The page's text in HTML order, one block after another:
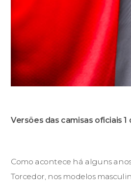
Versões das camisas oficiais 1
Como acontece há alguns
Torcedor, nos modelos